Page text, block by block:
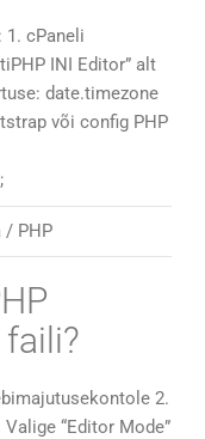
1. cPaneli
INI Editor” alt
date.timezone
või config PHP
/ PHP
2.
“Editor Mode”